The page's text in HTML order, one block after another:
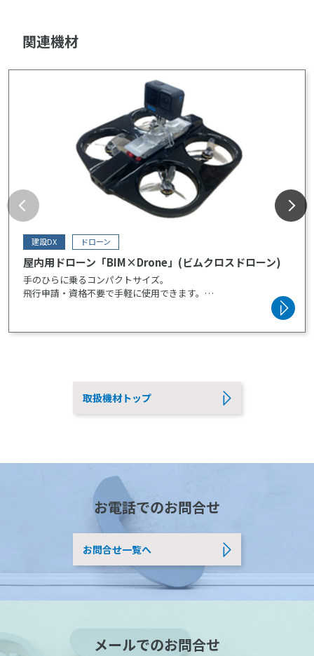
関連機材
建設DX ドローン
屋内用ドローン「BIM×Drone」(ビムクロスドローン)
手のひらに乗るコンパクトサイズ。
飛行申請・資格不要で手軽に使用できます。
取扱機材トップ
お電話でのお問合せ
お問合せ一覧へ
メールでのお問合せ